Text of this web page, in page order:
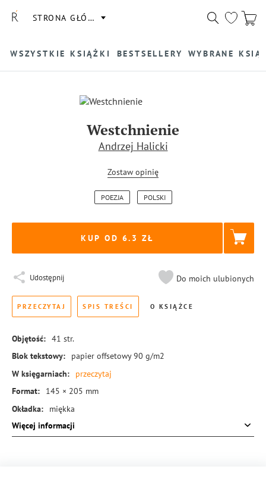
STRONA GŁÓWNA
WSZYSTKIE KSIĄŻKI BESTSELLERY WYBRANE
Westchnienie
Andrzej Halicki
Zostaw opinię
POEZJA POLSKI
KUP OD 6.3
Udostępnij Do moich ulubionych
PRZECZYTAJ SPIS TREŚCI O KSIĄŻCE
Objętość: 41 str.
Blok tekstowy:
papier offsetowy 90 g/m2
W księgarniach:
przeczytaj
Format:
145 × 205 mm
Okładka:
miękka
Rodzaj oprawy: blok klejony
Więcej informacji